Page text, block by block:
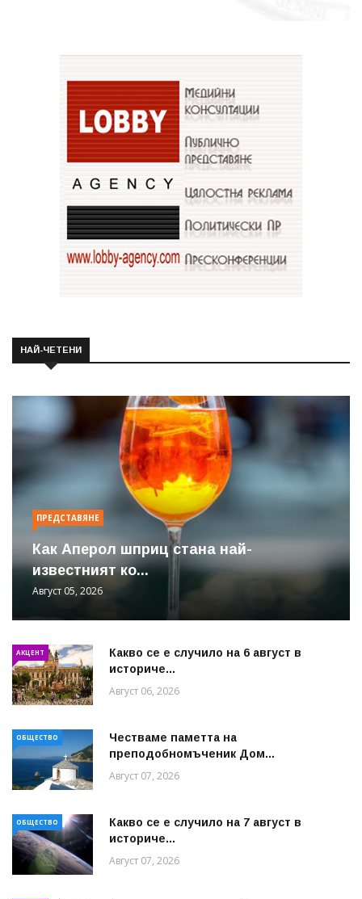
НАЙ-ЧЕТЕНИ
ПРЕДСТАВЯНЕ
Как Аперол шприц стана най-
известният ко...
Август 05, 2026
АКЦЕНТ
Какво се е случило на 6 август в
историче...
Август 06, 2026
ОБЩЕСТВО
Честваме паметта на
преподобномъченик Дом...
Август 07, 2026
ОБЩЕСТВО
Какво се е случило на 7 август в
историче...
Август 07, 2026